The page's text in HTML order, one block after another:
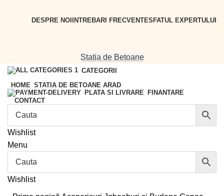
DESPRE NOI INTREBARI FRECVENTESFATUL EXPERTULUI
Statia de Betoane
CATEGORII
HOME STATIA DE BETOANE ARAD
PLATA SI LIVRARE FINANTARE
CONTACT
Wishlist
Menu
Wishlist